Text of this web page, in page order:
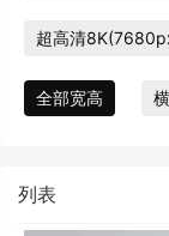
超高清
全部宽高
列表